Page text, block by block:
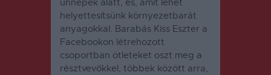
ünnepek alatt, és, amit lehet
helyettesítsünk környezetbarát
anyagokkal. Barabás Kiss Eszter a
Facebookon létrehozott
csoportban ötleteket oszt meg a
résztvevőkkel, többek között arra,